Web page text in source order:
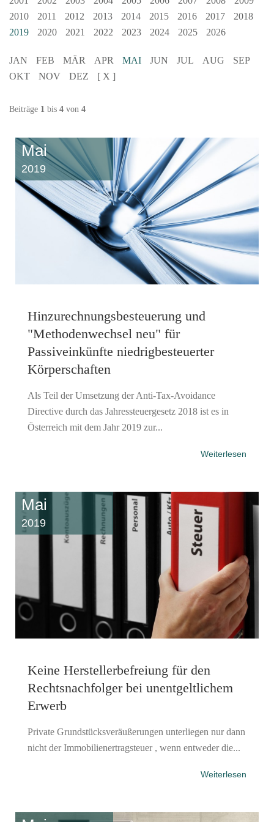
2010
2011 2012 2013 2014 2015 2016 2017
2018
2019
2020 2021 2022 2023 2024 2025 2026
JAN FEB MÄR APR MAI JUN JUL AUG
SEP
OKT
NOV DEZ [ X ]
Beiträge 1 bis 4 von 4
Mai
2019
Hinzurechnungsbesteuerung und
"Methodenwechsel neu" für
Passiveinkünfte niedrigbesteuerter
Körperschaften
Als Teil der Umsetzung der Anti-Tax-Avoidance
Directive durch das Jahressteuergesetz 2018 ist es in
Österreich mit dem Jahr 2019 zur...
Weiterlesen
Mai
2019
Keine Herstellerbefreiung für den
Rechtsnachfolger bei unentgeltlichem
Erwerb
Private Grundstücksveräußerungen unterliegen nur dann
nicht der Immobilienertragsteuer , wenn entweder die...
Weiterlesen